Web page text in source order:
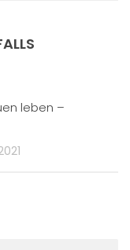
leben –